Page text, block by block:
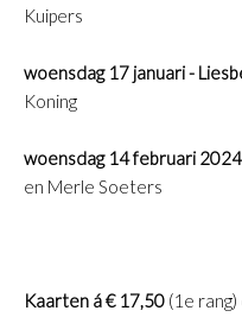
Kuipers
woensdag 17 januari -
Koning
woensdag 14 februari
en Merle Soeters
Kaarten á € 17,50 (1e